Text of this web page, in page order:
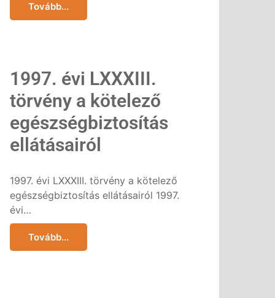
Tovább...
1997. évi LXXXIII.
törvény a kötelező
egészségbiztosítás
ellátásairól
1997. évi LXXXIII. törvény a kötelező
egészségbiztosítás ellátásairól 1997.
évi…
Tovább...